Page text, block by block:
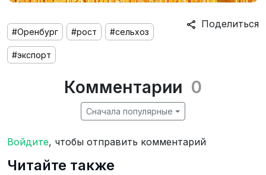
Поделиться
#Оренбург #рост #сельхоз
#экспорт
Комментарии 0
Сначала популярные
Войдите, чтобы отправить комментарий
Читайте также